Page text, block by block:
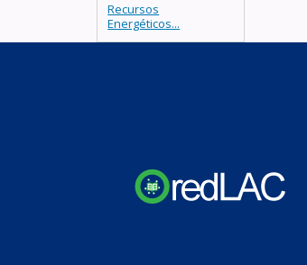
Recursos
Energéticos...